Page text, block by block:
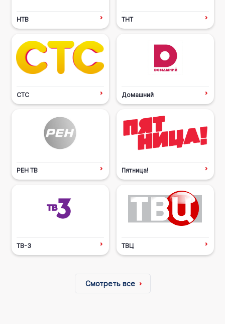
НТВ ТНТ
СТС Домашний
РЕН ТВ Пятница!
ТВ-3 ТВЦ
Смотреть все